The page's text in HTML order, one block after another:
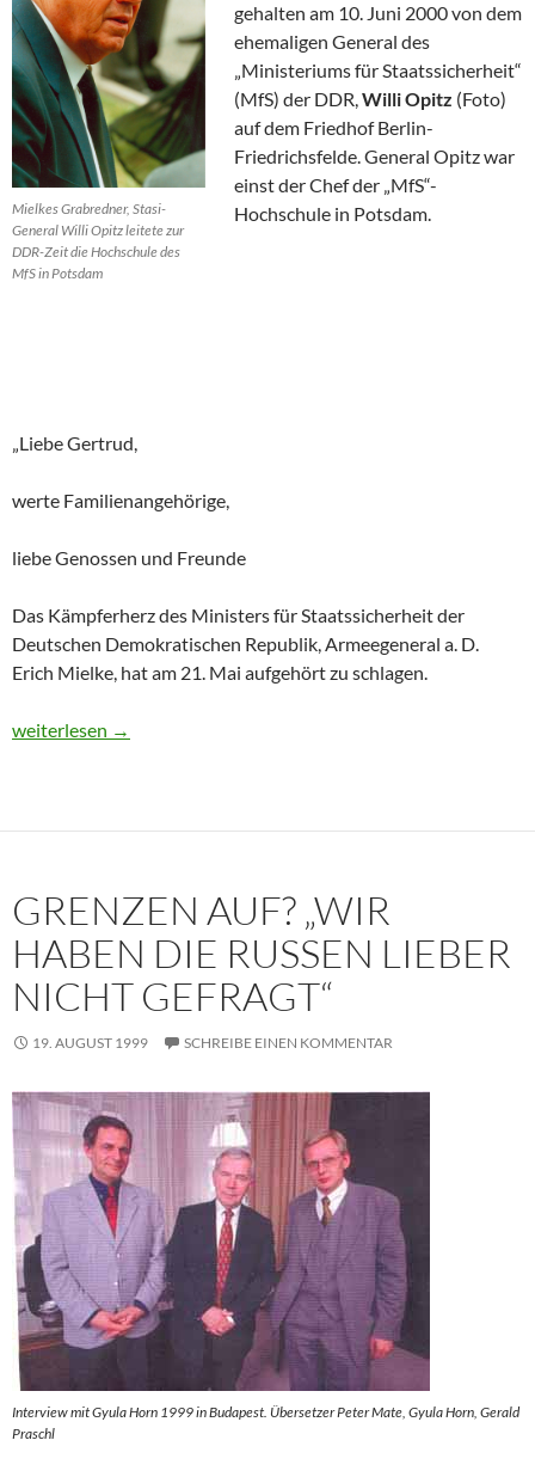
Mielkes Grabredner, Stasi-
General Willi Opitz leitete zur
DDR-Zeit die Hochschule des
MfS in Potsdam
gehalten am 10. Juni 2000 von dem
ehemaligen General des
„Ministeriums für Staatssicherheit“
(MfS) der DDR,Willi Opitz (Foto)
auf dem Friedhof Berlin-
Friedrichsfelde. General Opitz war
einst der Chef der „MfS“-
Hochschule in Potsdam.
„Liebe Gertrud,
werte Familienangehörige,
liebe Genossen und Freunde
Das Kämpferherz des Ministers für Staatssicherheit der
Deutschen Demokratischen Republik, Armeegeneral a. D.
Erich Mielke, hat am 21. Mai aufgehört zu schlagen.
Historisches Dokument: Die Trauerrede für Erich Mielke (1907-
weiterlesen →
GRENZEN AUF? „WIR
HABEN DIE RUSSEN LIEBER
NICHT GEFRAGT“
19. AUGUST 1999 SCHREIBE EINEN KOMMENTAR
Interview mit Gyula Horn 1999 in Budapest. Übersetzer Peter Mate, Gyula Horn, Gerald
Praschl